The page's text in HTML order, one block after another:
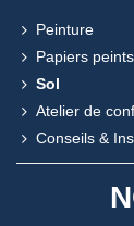
Peinture
Papiers peints
Sol
Atelier de
Conseils &